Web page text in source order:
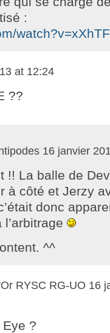
:
at 12:24
??
16 janvier
!! La balle de
à côté et Jerzy
donc
^^
RYSC RG-UO 16
?